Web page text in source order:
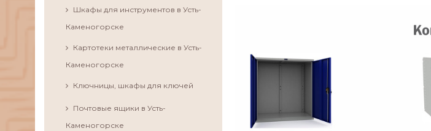
Шкафы для инструментов в Усть-
Каменогорске
Картотеки металлические в Усть-
Каменогорске
Ключницы, шкафы для ключей
Почтовые ящики в Усть-
Каменогорске